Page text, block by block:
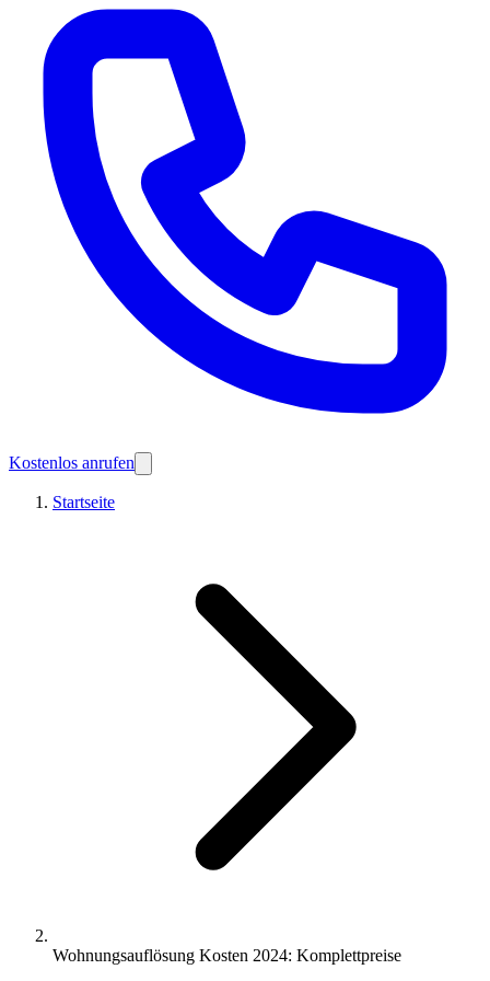
Kostenlos anrufen
Startseite
Wohnungsauflösung Kosten 2024: Komplettpreise